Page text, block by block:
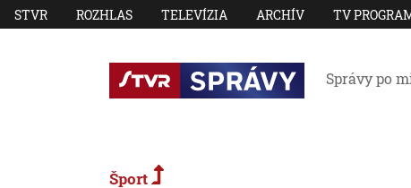
STVR ROZHLAS TELEVÍZIA ARCHÍV TV
Správy po
Šport